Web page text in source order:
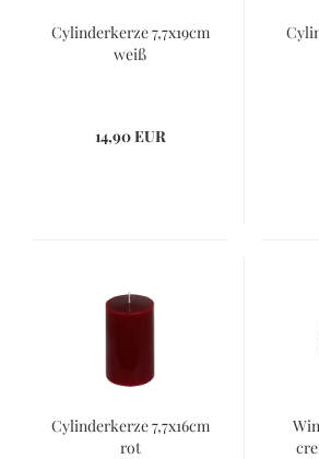
Cylinderkerze 7,7x19cm
weiß
14,90 EUR
Cylinderkerze 7,7x16cm
rot